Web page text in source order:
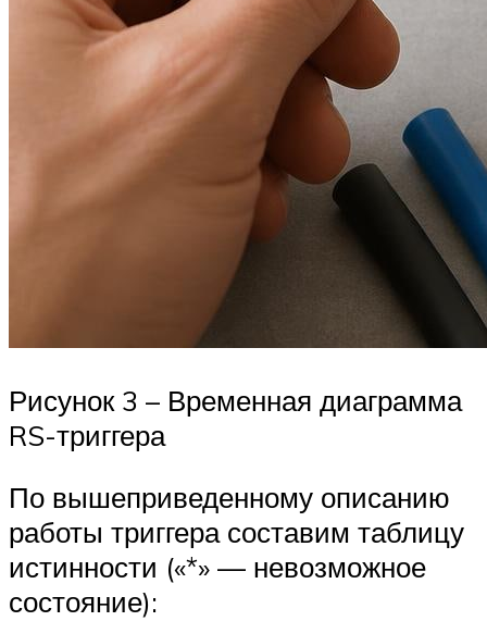
Рисунок 3 – Временная диаграмма
RS-триггера
По вышеприведенному описанию
работы триггера составим таблицу
истинности («*» — невозможное
состояние):